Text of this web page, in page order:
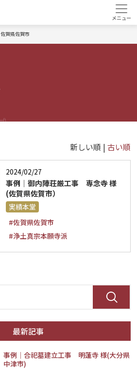
佐賀県佐賀市
新しい順 | 古い順
2024/02/27
事例｜御内陣荘厳工事 専念寺 様
(佐賀県佐賀市）
実績本堂
#佐賀県佐賀市
#浄土真宗本願寺派
最新記事
事例│合祀墓建立工事 明蓮寺 様(大分県
中津市)